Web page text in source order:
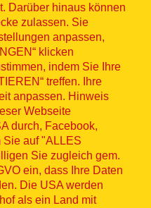
Darüber hinaus können
zulassen. Sie
anpassen,
klicken
indem Sie Ihre
treffen. Ihre
anpassen. Hinweis
Webseite
durch, Facebook,
Sie auf "ALLES
Sie zugleich gem.
ein, dass Ihre Daten
Die USA werden
als ein Land mit